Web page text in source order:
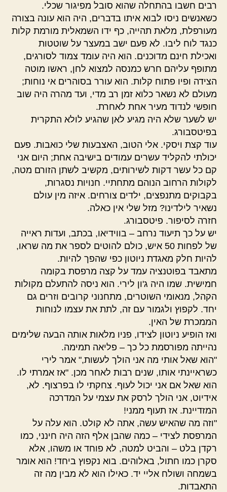
רבים חשבו בהתחלה שהוא סובל מפיגור שכלי.
כשאנשים ניסו לבוא איתו בדברים, היה הוא עונה בצורה
מעורפלת, מלאת תהייה, כף ידו השמאלית מורמת קלות
כנגד לוח ליבו. לא פעם ישב במעצר על שוטטות
ואכילת חינם מדוכנים. הוא היה עומד צמוד לסורגים,
מתופף עליהם חרש כמנסה למצוא לחן, ראשו מוטה
הצידה ופיו פתוח קלות. הוא עורר בסוהרים אי נוחות;
מעולם לא נשאר כלוא זמן רב מדי, ועד מהרה היה שוב
חופשי לנדוד מעיר אחת לאחרת.
יש לשער שלא היה מגיע לאן שהגיע לולא התקרית
בפיטסבורג.
עוד קצת ויסקי. אלי הטוב, האצבעות שלי כואבות. פעם
יכולתי להקליד עשרים עמודים בישיבה אחת; היום אני
קם כל עשר דקות לשירותים, מקשיב לשתן הזורם מטה,
לקולות הרחוב הנוהם מתחתיי. חנויות נסגרות,
בקבוקים מתנפצים, ילדים צורחים. איזה מין עולם
נשאיר לילדינו? מזל שלי אין כאלה.
חזרה לסיפור. פיטסבורג.
יש על כך תיעוד נרחב – בווידיאו, בכתב, ועדות ראייה
של לפחות 50 איש, כולם להוטים לספר את מה שראו,
להיות חלק מאגדת ניוטון כפי שהפך להיות.
מתאבד בפוטנציה עמד על קצה מרפסת בקומה
חמישית. שמו היה ג'ון לירי. הוא ניסה להתעלם מקולות
הקהל, מנאומי השוטרים, מתחנוני קרובים וזרים גם
יחד. לקפוץ ולגמור עם זה, לתת את עצמו לנוחות
הממכרת של האין.
ואז הופיע ניוטון לצידו, פניו מלאות אותה הבעה שלימים
נהייתה מפורסמת כל כך – פליאה תמימה.
"הוא שאל אותי מה אני הולך לעשות," אמר לירי
כשראיינתי אותו, שנים רבות לאחר מכן. "אז אמרתי לו.
הוא שאל אם אני יכול לעוף. צחקתי לו בפרצוף. לא,
אידיוט, אני הולך לרסק את עצמי על המדרכה
המזדיינת. אז תעוף ממני!
"וזה מה שהאיש עשה, אתה לא קולט. הוא עלה על
המרפסת לצידי – כמה שהבן אלף הזה היה חינני, כמו
רקדן בלט – והביט למטה, לא פוחד או משהו, אלא
סקרן כמו חתול, באלוהים. בוא נקפוץ ביחד! הוא אומר
בשמחה ושולח אליי יד. כאילו הוא לא מבין מה זה
התאבדות.